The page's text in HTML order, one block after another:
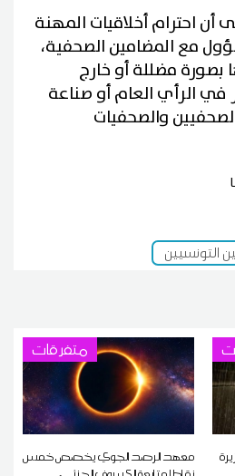
أن احترام أخلاقيات المهنة
مع المضامين الصحفية،
مضللة أو خارج
في الرأي العام أو صناعة
والصحفيات
التونسيين
متفرقات
معهد الرصد الجوي يخصص خمس